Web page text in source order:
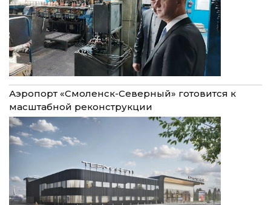
Аэропорт «Смоленск-Северный» готовится к
масштабной реконструкции